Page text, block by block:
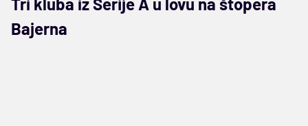
Bajerna